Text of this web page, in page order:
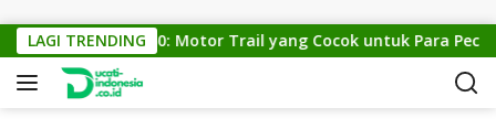
LAGI TRENDING
KTM Cross 150: Motor Trail yang Cocok untuk Para Pecinta